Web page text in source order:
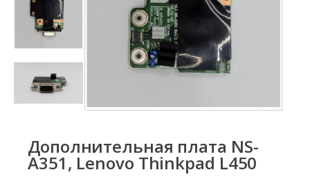
Дополнительная плата NS-
A351, Lenovo Thinkpad L450